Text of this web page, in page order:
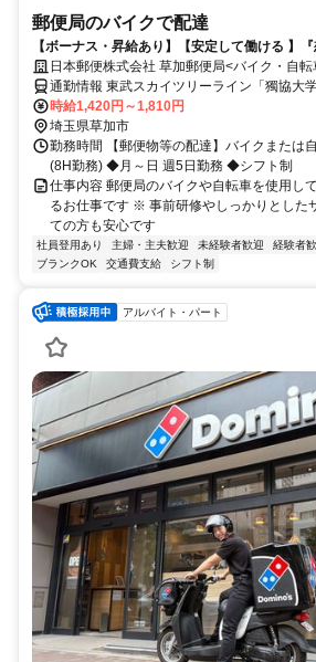
郵便局のバイクで配達
【ボーナス・昇給あり】【安定して働ける 】
ぐお仕事してみませんか？
日本郵便株式会社 草加郵便局<バイク・自
通勤情報 東武スカイツリーライン「獨協大
時給1,420円～1,810円
埼玉県草加市
勤務時間 【郵便物等の配達】バイクまたは
(8H勤務) ◆月～日 週5日勤務 ◆シフト制
仕事内容 郵便局のバイクや自転車を使用し
るお仕事です ※ 事前研修やしっかりとした
ての方も安心です
社員登用あり 主婦・主夫歓迎 未経験者歓迎 経験者
ブランクOK
交通費支給 シフト制
アルバイト・パート